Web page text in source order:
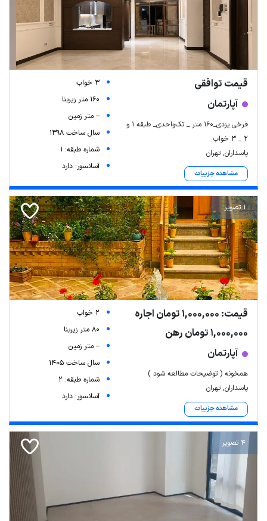
قیمت توافقی
آپارتمان
فرخی یزدی_۱۶۰ متر _ تک‌واحدی_ طبقه ۱ و
۲ _ ۳ خواب
پاسداران, تهران
مشاهده جزییات
3 خواب
160 متر زیربنا
-- متر زمین
سال ساخت 1398
شماره طبقه: 1
آسانسور: دارد
1 تصویر
قیمت: 1,000,000 تومان اجاره
1,000,000 تومان رهن
آپارتمان
همخونه ( توضیحات مطالعه شود )
پاسداران, تهران
مشاهده جزییات
2 خواب
80 متر زیربنا
-- متر زمین
سال ساخت 1405
شماره طبقه: 2
آسانسور: دارد
4 تصویر